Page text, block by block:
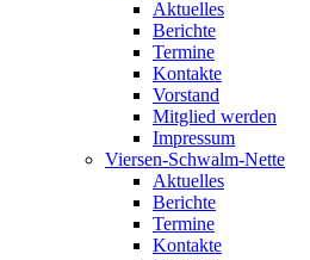
Aktuelles
Berichte
Termine
Kontakte
Vorstand
Mitglied werden
Impressum
Viersen-Schwalm-Nette
Aktuelles
Berichte
Termine
Kontakte